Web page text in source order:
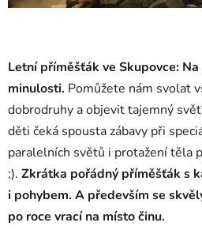
Letní příměšťák ve Skupovce:
minulosti. Pomůžete nám svolat
dobrodruhy a objevit tajemný
děti čeká spousta zábavy při
paralelních světů i protažení těla
;). Zkrátka pořádný příměšťák s
i pohybem. A především se
po roce vrací na místo činu.